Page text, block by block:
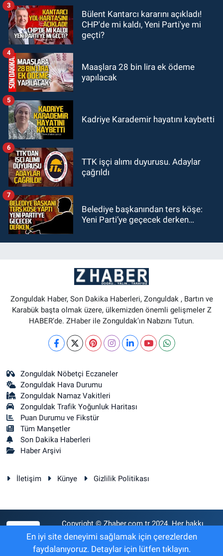
GÜNDEM
22:12Kaza anı kamerada: İşçi
servisi ile otomobil çarpıştı: Çok
Bülent Kantarcı kararını açıkladı!
CHP'de mi kaldı, Yeni Parti'ye mi
geçti?
3
Maaşlara 28 bin lira ek ödeme
yapılacak
4
Kadriye Karademir hayatını kaybetti
5
TTK işçi alımı duyurusu. Adaylar
çağrıldı
6
Belediye başkanından ters köşe:
Yeni Parti’ye geçecek derken…
7
Zonguldak Haber, Son Dakika Haberleri, Zonguldak , Bartın ve
Karabük başta olmak üzere, ülkemizden önemli gelişmeler Z
HABER’de. ZHaber ile Zonguldak’ın Nabzını Tutun.
Zonguldak Nöbetçi Eczaneler
Zonguldak Hava Durumu
Zonguldak Namaz Vakitleri
Zonguldak Trafik Yoğunluk Haritası
Puan Durumu ve Fikstür
Tüm Manşetler
Son Dakika Haberleri
Haber Arşivi
İletişim Künye Gizlilik Politikası
Copyright © Zhaber.com.tr 2024. Her hakkı
saklıdır.
En iyi site deneyimi sağlamak için çerezlerden
faydalanıyoruz. Detaylar için lütfen tıklayın.